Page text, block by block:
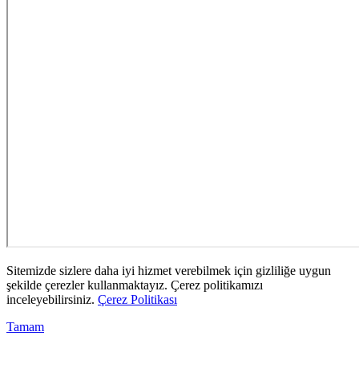
Sitemizde sizlere daha iyi hizmet verebilmek için gizliliğe uygun
şekilde çerezler kullanmaktayız. Çerez politikamızı
inceleyebilirsiniz. Çerez Politikası
Tamam